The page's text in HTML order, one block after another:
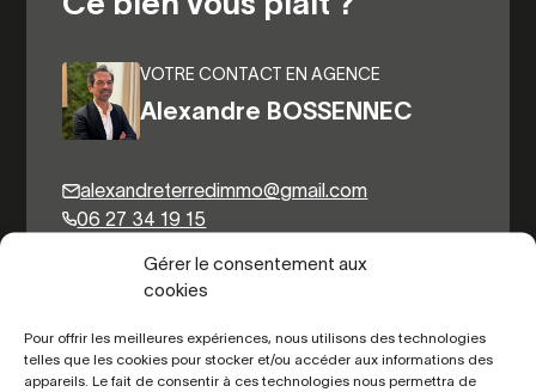
Gérer le consentement aux
cookies
Pour offrir les meilleures expériences, nous utilisons des technologies
telles que les cookies pour stocker et/ou accéder aux informations des
appareils. Le fait de consentir à ces technologies nous permettra de
VOTRE CONTACT EN AGENCE
Alexandre BOSSENNEC
alexandreterredimmo@gmail.com
06 27 34 19 15